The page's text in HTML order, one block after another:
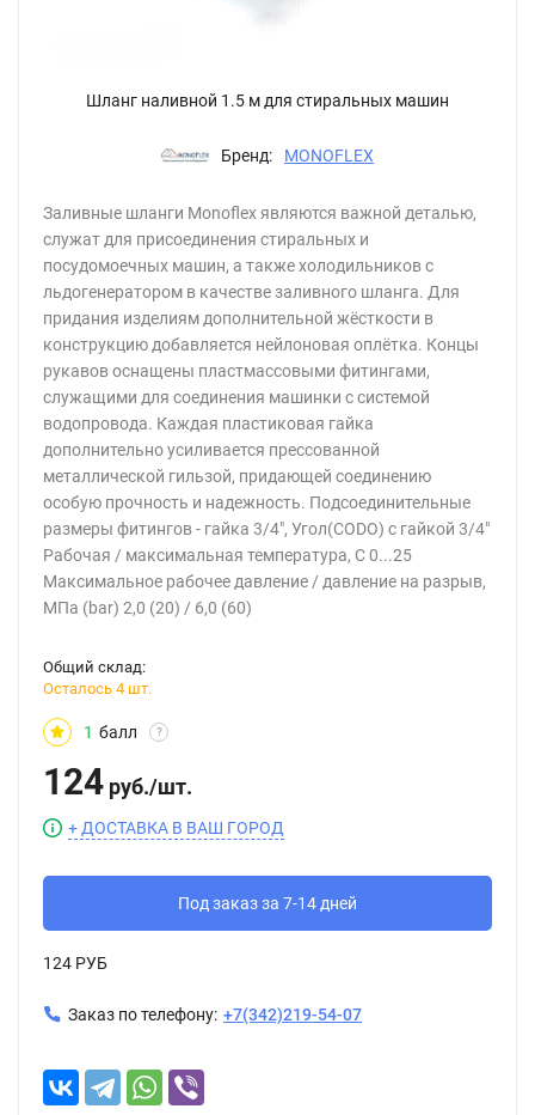
Шланг наливной 1.5 м для стиральных машин
Бренд: MONOFLEX
Заливные шланги Monoflex являются важной деталью,
служат для присоединения стиральных и
посудомоечных машин, а также холодильников с
льдогенератором в качестве заливного шланга. Для
придания изделиям дополнительной жёсткости в
конструкцию добавляется нейлоновая оплётка. Концы
рукавов оснащены пластмассовыми фитингами,
служащими для соединения машинки с системой
водопровода. Каждая пластиковая гайка
дополнительно усиливается прессованной
металлической гильзой, придающей соединению
особую прочность и надежность. Подсоединительные
размеры фитингов - гайка 3/4", Угол(CODO) с гайкой 3/4"
Рабочая / максимальная температура, C 0...25
Максимальное рабочее давление / давление на разрыв,
МПа (bar) 2,0 (20) / 6,0 (60)
Общий склад:
Осталось 4 шт.
1 балл ?
124 руб./шт.
+ ДОСТАВКА В ВАШ ГОРОД
Под заказ за 7-14 дней
124 РУБ
Заказ по телефону: +7(342)219-54-07